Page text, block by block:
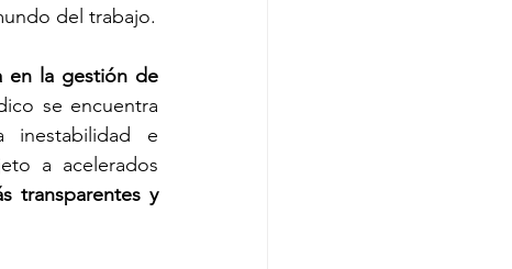
del trabajo.
en la gestión de
se encuentra
inestabilidad e
a acelerados
transparentes y